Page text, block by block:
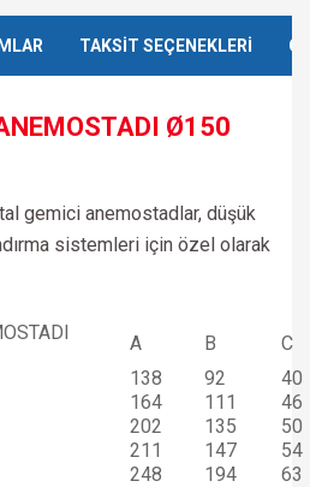
TAKSİT SEÇENEKLERİ
Ø150
gemici anemostadlar, düşük
sistemleri için özel olarak
A B
C
138 92
40
164 111
46
202 135
50
211 147
54
248 194 63